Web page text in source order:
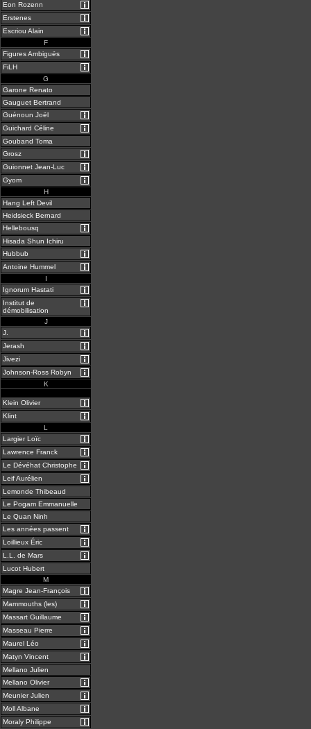
Eon Rozenn
Erstenes
Escriou Alain
F
Figures Ambiguës
FiLH
G
Garone Renato
Gauguet Bertrand
Guénoun Joël
Guichard Céline
Gouband Toma
Grosz
Guionnet Jean-Luc
Gyom
H
Hang Left Devil
Heidsieck Bernard
Hellebousq
Hisada Shun Ichiru
Hubbub
Antoine Hummel
I
Ignorum Hastati
Institut de
démobilisation
J
J.
Jerash
Jivezi
Johnson-Ross Robyn
K
Klein Olivier
Klint
L
Largier Loïc
Lawrence Franck
Le Dévéhat Christophe
Leif Aurélien
Lemonde Thibeaud
Le Pogam Emmanuelle
Le Quan Ninh
Les années passent
Loillieux Éric
L.L. de Mars
Lucot Hubert
M
Magre Jean-François
Mammouths (les)
Massart Guillaume
Masseau Pierre
Maurel Léo
Matyn Vincent
Mellano Julien
Mellano Olivier
Meunier Julien
Moll Albane
Moraly Philippe